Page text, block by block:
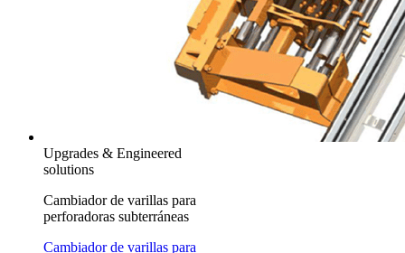
Upgrades & Engineered
solutions
Cambiador de varillas para
perforadoras subterráneas
Cambiador de varillas para